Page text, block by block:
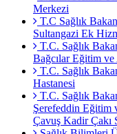
Merkezi
T.C Sağlık
Sultangazi Ek
T.C. Sağlık
Bağcılar Eğitim ve
T.C. Sağlık
Hastanesi
T.C. Sağlık
Şerefeddin Eğitim
Çavuş Kadir Çakı